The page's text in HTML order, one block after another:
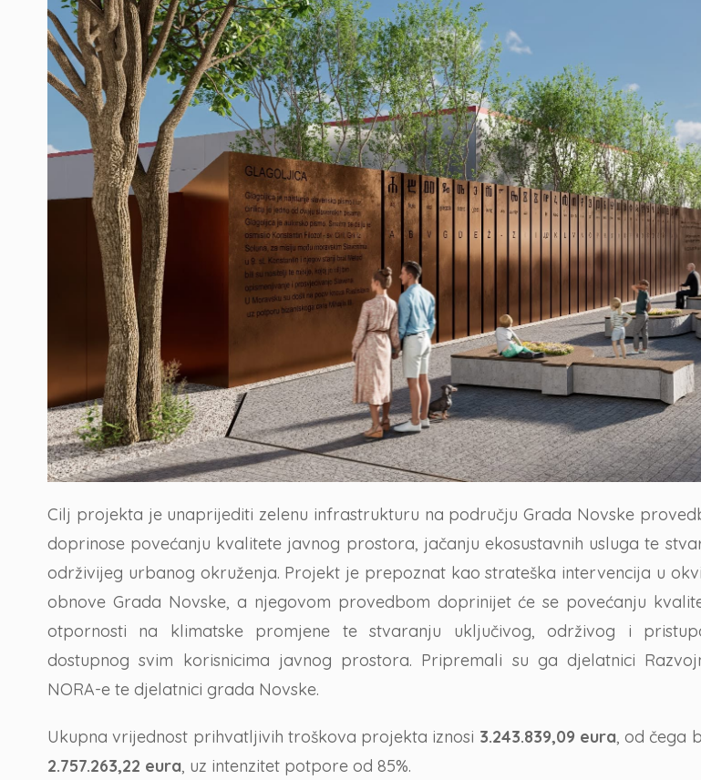
Cilj projekta je unaprijediti zelenu infrastrukturu na području Grada Novske
doprinose povećanju kvalitete javnog prostora, jačanju ekosustavnih usluga te
održivijeg urbanog okruženja. Projekt je prepoznat kao strateška intervencija u
obnove Grada Novske, a njegovom provedbom doprinijet će se povećanju
otpornosti na klimatske promjene te stvaranju uključivog, održivog i
dostupnog svim korisnicima javnog prostora. Pripremali su ga djelatnici
NORA-e te djelatnici grada Novske.
Ukupna vrijednost prihvatljivih troškova projekta iznosi 3.243.839,09 eura, od čega
2.757.263,22 eura, uz intenzitet potpore od 85%.